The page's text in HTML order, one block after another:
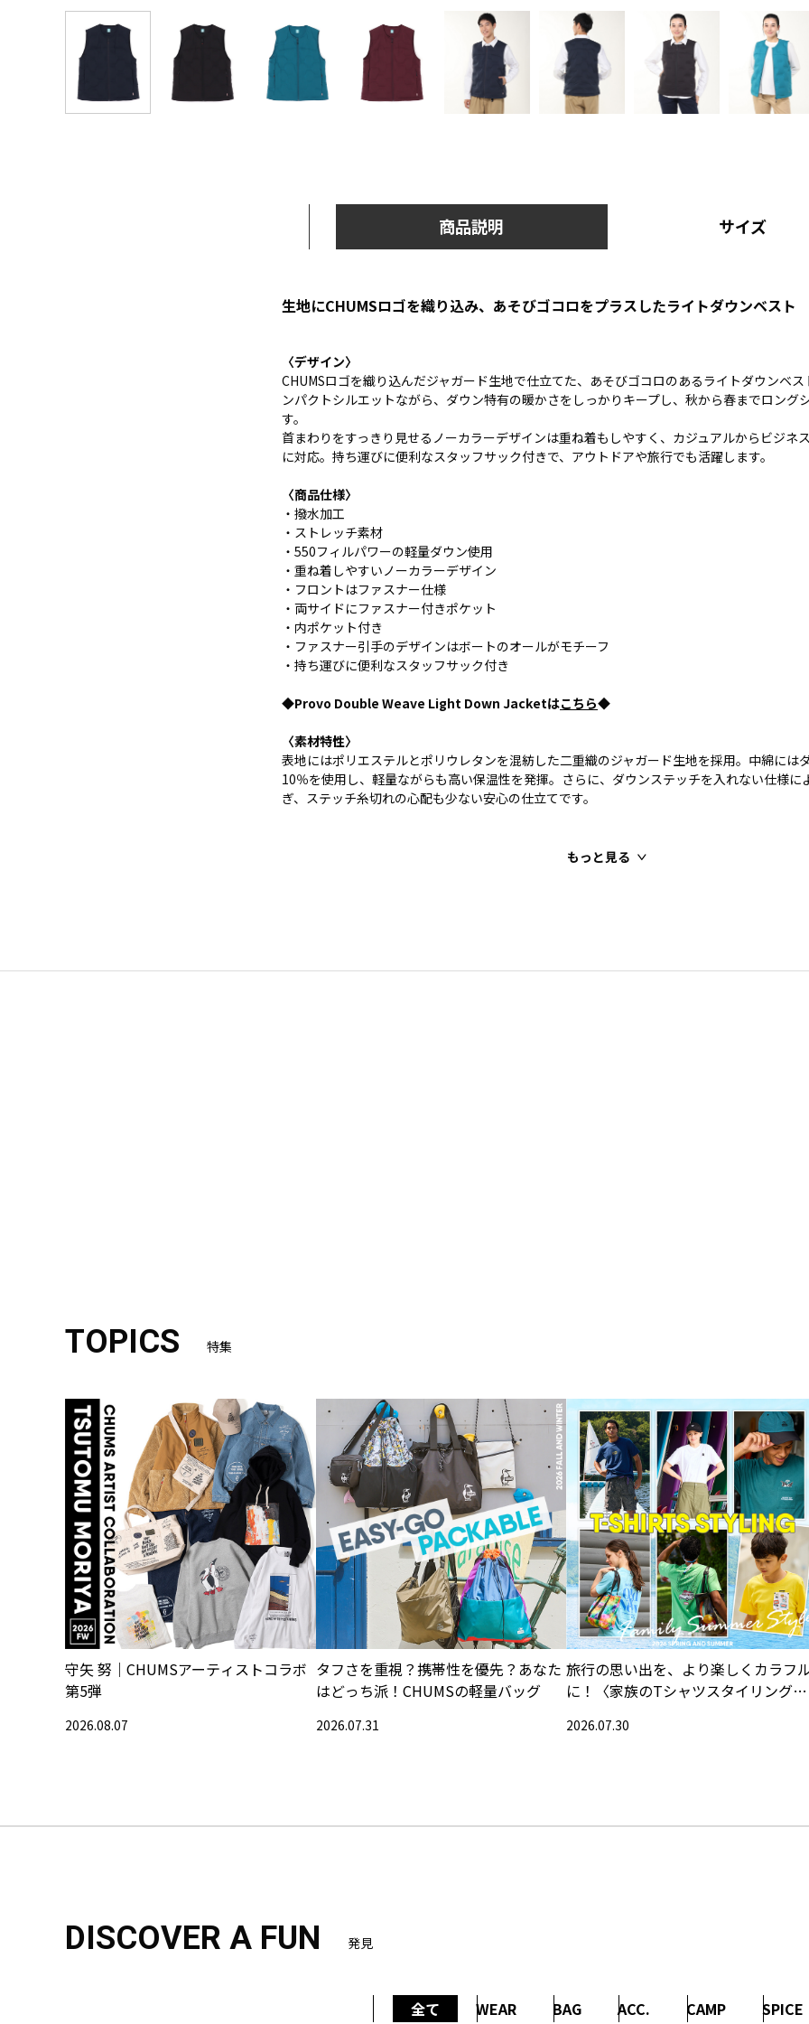
商品説明 サイズ
生地にCHUMSロゴを織り込み、あそびゴコロをプラスしたライトダウンベスト
〈デザイン〉
CHUMSロゴを織り込んだジャガード生地で仕立てた、あそびゴコロのあるライトダウンベ
ンパクトシルエットながら、ダウン特有の暖かさをしっかりキープし、秋から春までロング
す。
首まわりをすっきり見せるノーカラーデザインは重ね着もしやすく、カジュアルからビジネ
に対応。持ち運びに便利なスタッフサック付きで、アウトドアや旅行でも活躍します。
〈商品仕様〉
・撥水加工
・ストレッチ素材
・550フィルパワーの軽量ダウン使用
・重ね着しやすいノーカラーデザイン
・フロントはファスナー仕様
・両サイドにファスナー付きポケット
・内ポケット付き
・ファスナー引手のデザインはボートのオールがモチーフ
・持ち運びに便利なスタッフサック付き
◆Provo Double Weave Light Down Jacketはこちら◆
〈素材特性〉
表地にはポリエステルとポリウレタンを混紡した二重織のジャガード生地を採用。中綿には
10％を使用し、軽量ながらも高い保温性を発揮。さらに、ダウンステッチを入れない仕様に
ぎ、ステッチ糸切れの心配も少ない安心の仕立てです。
もっと見る
TOPICS 特集
守矢 努｜CHUMSアーティストコラボ
第5弾
2026.08.07
タフさを重視？携帯性を優先？あなた
はどっち派！CHUMSの軽量バッグ
2026.07.31
旅行の思い出を、より楽しくカラフ
に！〈家族のTシャツスタイリング特
2026.07.30
DISCOVER A FUN 発見
全て WEAR BAG ACC. CAMP SPICE